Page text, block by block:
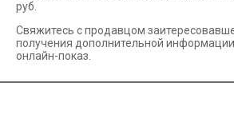
руб.
Свяжитесь с продавцом
получения дополнительной
онлайн-показ.